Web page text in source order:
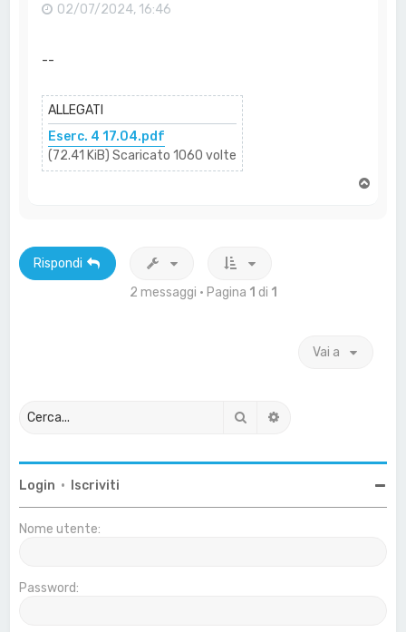
02/07/2024, 16:46
--
ALLEGATI
Eserc. 4 17.04.pdf
(72.41 KiB) Scaricato 1060 volte
Rispondi
2 messaggi • Pagina 1 di 1
Vai a
Cerca
Login • Iscriviti
Nome utente:
Password: